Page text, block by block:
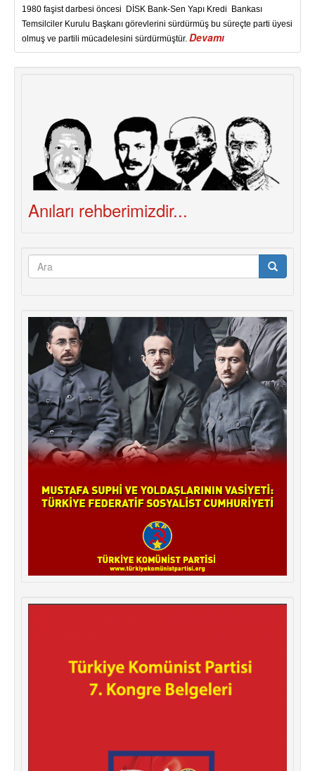
1980 faşist darbesi öncesi DİSK Bank-Sen Yapı Kredi Bankası
Temsilciler Kurulu Başkanı görevlerini sürdürmüş bu süreçte parti üyesi
olmuş ve partili mücadelesini sürdürmüştür. Devamı
KEMAL
HAMZAOĞLU
Anıları rehberimizdir...
Arama